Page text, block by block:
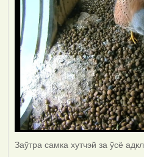
Заўтра самка хутчэй за ўсё